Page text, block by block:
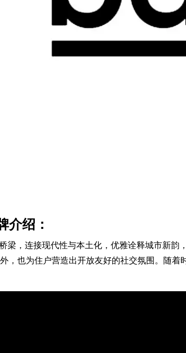
介绍：
梁，连接现代性与本土化，优雅诠释城市新
，也为住户营造出开放友好的社交氛围。随